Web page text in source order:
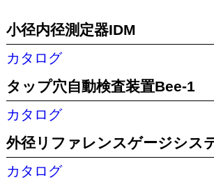
小径内径測定器IDM
カタログ
タップ穴自動検査装置Bee-1
カタログ
外径リファレンスゲージシス
カタログ